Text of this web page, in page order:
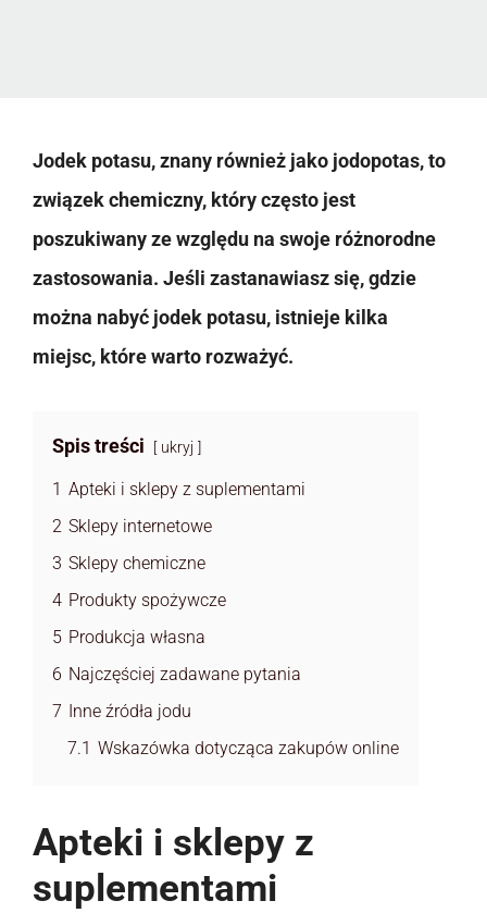
Jodek potasu, znany również jako jodopotas, to
związek chemiczny, który często jest
poszukiwany ze względu na swoje różnorodne
zastosowania. Jeśli zastanawiasz się, gdzie
można nabyć jodek potasu, istnieje kilka
miejsc, które warto rozważyć.
Spis treści ukryj
1 Apteki i sklepy z suplementami
2 Sklepy internetowe
3 Sklepy chemiczne
4 Produkty spożywcze
5 Produkcja własna
6 Najczęściej zadawane pytania
7
Inne źródła jodu
7.1 Wskazówka dotycząca zakupów online
Apteki i sklepy z
suplementami